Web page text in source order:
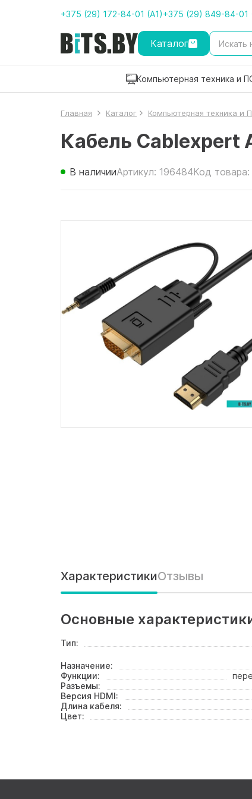
+375 (29) 172-84-01 (A1)+375 (29) 849-84-01
Каталог
Компьютерная техника и
Главная Каталог Компьютерная техника и
Кабель Cablexpert
В наличииАртикул: 196484Код
ХарактеристикиОтзывы
Основные
Тип:
Назначение:
Функции:
Разъемы:
Версия HDMI:
Длина кабеля:
Цвет: